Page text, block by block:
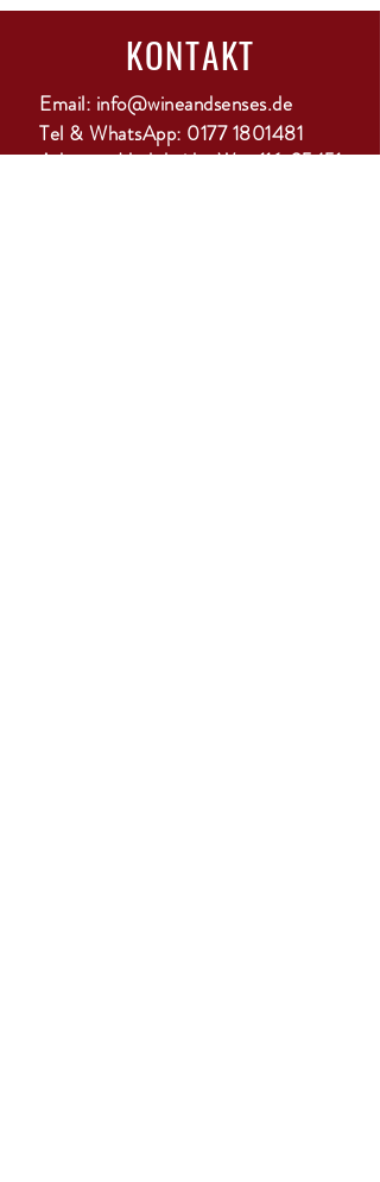
KONTAKT
Email: info@wineandsenses.de
Tel & WhatsApp: 0177 1801481
Adresse:Harksheider Weg 116, 25451